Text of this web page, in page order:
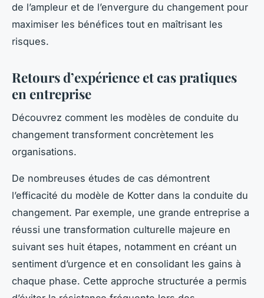
de l’ampleur et de l’envergure du changement pour
maximiser les bénéfices tout en maîtrisant les
risques.
Retours d’expérience et cas pratiques
en entreprise
Découvrez comment les modèles de conduite du
changement transforment concrètement les
organisations.
De nombreuses études de cas démontrent
l’efficacité du modèle de Kotter dans la conduite du
changement. Par exemple, une grande entreprise a
réussi une transformation culturelle majeure en
suivant ses huit étapes, notamment en créant un
sentiment d’urgence et en consolidant les gains à
chaque phase. Cette approche structurée a permis